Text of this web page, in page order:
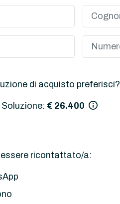
di acquisto preferisci?
€ 26.400
ricontattato/a: